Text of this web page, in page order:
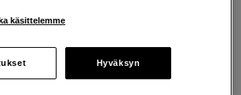
käsittelemme
Hyväksyn